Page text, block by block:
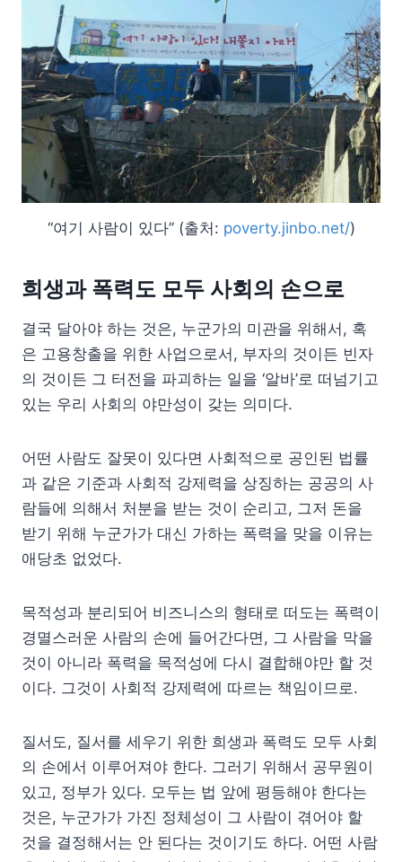
“여기 사람이 있다” (출처: poverty.jinbo.net/)
희생과 폭력도 모두 사회의 손으로
결국 달아야 하는 것은, 누군가의 미관을 위해서, 혹
은 고용창출을 위한 사업으로서, 부자의 것이든 빈자
의 것이든 그 터전을 파괴하는 일을 ‘알바’로 떠넘기고
있는 우리 사회의 야만성이 갖는 의미다.
어떤 사람도 잘못이 있다면 사회적으로 공인된 법률
과 같은 기준과 사회적 강제력을 상징하는 공공의 사
람들에 의해서 처분을 받는 것이 순리고, 그저 돈을
받기 위해 누군가가 대신 가하는 폭력을 맞을 이유는
애당초 없었다.
목적성과 분리되어 비즈니스의 형태로 떠도는 폭력이
경멸스러운 사람의 손에 들어간다면, 그 사람을 막을
것이 아니라 폭력을 목적성에 다시 결합해야만 할 것
이다. 그것이 사회적 강제력에 따르는 책임이므로.
질서도, 질서를 세우기 위한 희생과 폭력도 모두 사회
의 손에서 이루어져야 한다. 그러기 위해서 공무원이
있고, 정부가 있다. 모두는 법 앞에 평등해야 한다는
것은, 누군가가 가진 정체성이 그 사람이 겪어야 할
것을 결정해서는 안 된다는 것이기도 하다. 어떤 사람